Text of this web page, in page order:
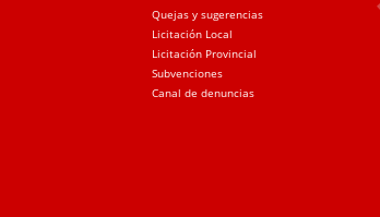
Quejas y sugerencias
Licitación Local
Licitación Provincial
Subvenciones
Canal de denuncias